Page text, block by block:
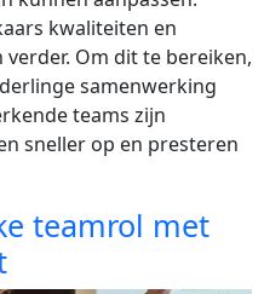
kwaliteiten en
Om dit te bereiken,
samenwerking
teams zijn
sneller op en presteren
teamrol met